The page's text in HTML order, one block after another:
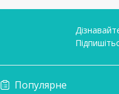
Популярне